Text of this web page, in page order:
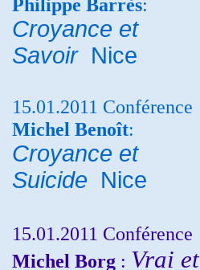
Philippe Barrès:
Croyance et
Savoir Nice
15.01.2011 Conférence
Michel Benoît:
Croyance et
Suicide Nice
15.01.2011 Conférence
Michel Borg : Vrai et